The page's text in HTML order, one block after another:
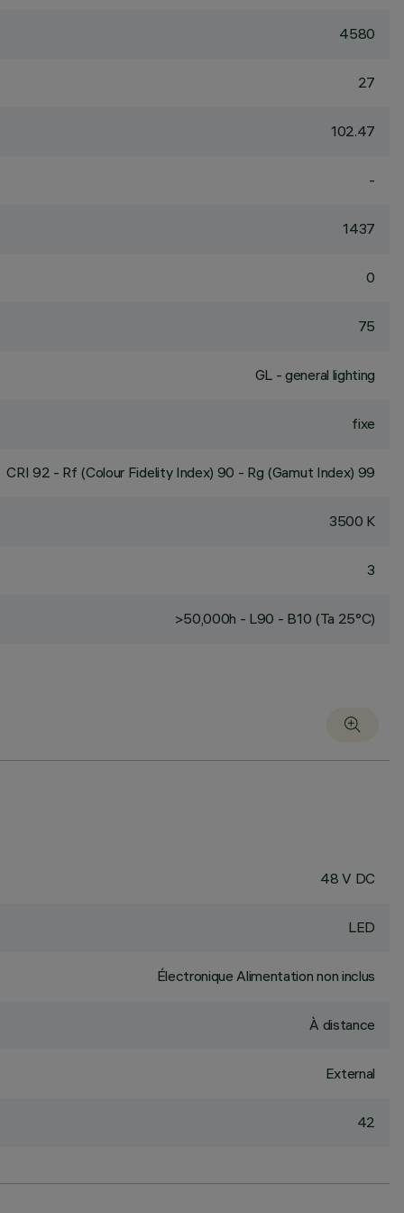
4580
27
102.47
-
1437
0
75
GL - general lighting
fixe
CRI 92 - Rf (Colour Fidelity Index) 90 - Rg (Gamut Index) 99
3500 K
3
>50,000h - L90 - B10 (Ta 25°C)
48 V DC
LED
Électronique Alimentation non inclus
À distance
External
42